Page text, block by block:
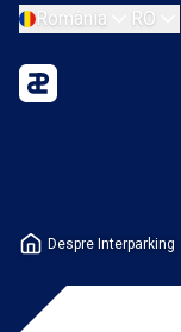
România RO
Despre Interparking